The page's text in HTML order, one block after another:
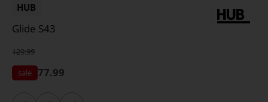
HUB
Glide S43
129.99
77.99